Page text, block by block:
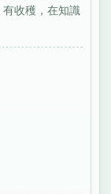
收穫，在知識